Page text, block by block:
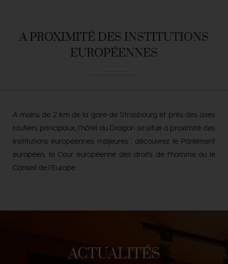
A PROXIMITÉ DES INSTITUTIONS
EUROPÉENNES
A moins de 2 km de la gare de Strasbourg et près des axes
routiers principaux, l’hôtel du Dragon se situe à proximité des
institutions européennes majeures : découvrez le Parlement
européen, la Cour européenne des droits de l’homme ou le
Conseil de l’Europe.
ACTUALITÉS